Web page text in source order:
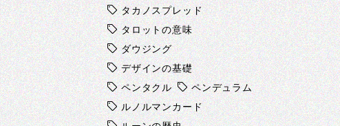
タカノスプレッド
タロットの意味
ダウジング
デザインの基礎
ペンタクル
ペンデュラム
ルノルマンカード